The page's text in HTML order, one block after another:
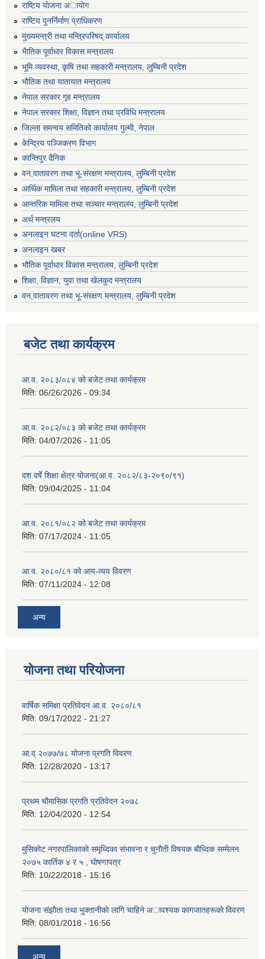
राष्टिय याेजना अायाेग
राष्टिय पुनर्निर्माण प्राधिकरण
मुख्यमन्त्री तथा मन्त्रिपरिषद् कार्यालय
भैातिक पूर्वाधार विकास मन्त्रालय
भूमि व्यवस्था, कृषि तथा सहकारी मन्त्रालय, लु्म्बिनी प्रदेश
भाैतिक तथा यातायात मन्त्रालय
नेपाल सरकार गृह मन्त्रालय
नेपाल सरकार शिक्षा, विज्ञान तथा प्रविधि मन्त्रालय
जिल्ला समन्वय समितिको कार्यालय गुल्मी, नेपाल
केन्द्रिय पञ्जिकरण विभाग
कान्तिपुर दैनिक
वन,वातावरण तथा भू-संरक्षण मन्त्रालय, लुम्बिनी प्रदेश
आर्थिक मामिला तथा सहकारी मन्त्रालय, लुम्बिनी प्रदेश
आन्तरिक मामिला तथा सञ्चार मन्त्रालय, लुम्बिनी प्रदेश
अर्थ मन्त्रलय
अनलाइन घटना दर्ता(online VRS)
अनलाइन खबर
भौतिक पूर्वाधार विकास मन्त्रालय, लुम्बिनी प्रदेश
शिक्षा, विज्ञान, युवा तथा खेलकुद मन्‍‍त्रालय
वन,वातावरण तथा भू-संरक्षण मन्त्रालय, लुम्बिनी प्रदेश
बजेट तथा कार्यक्रम
आ.व. २०८३/०८४ को बजेट तथा कार्यक्रम
मिति: 06/26/2026 - 09:34
आ.व. २०८२/०८३ को बजेट तथा कार्यक्रम
मिति: 04/07/2026 - 11:05
दश वर्षे शिक्षा क्षेत्र योजना(आ.व. २०८२/८३-२०९०/९१)
मिति: 09/04/2025 - 11:04
आ.व. २०८१/०८२ को बजेट तथा कार्यक्रम
मिति: 07/17/2024 - 11:05
आ.व. २०८०/८१ को आय-व्यय विवरण
मिति: 07/11/2024 - 12:08
अन्य
योजना तथा परियोजना
वार्षिक समिक्षा प्रतिवेदन आ.व. २०८०/८१
मिति: 09/17/2022 - 21:27
आ.व् २०७७/७८ योजना प्रगति विवरण
मिति: 12/28/2020 - 13:17
प्रथम चाैमासिक प्रगति प्रतिवेदन २०७८
मिति: 12/04/2020 - 12:54
मुसिकाेट नगरपालिकाकाे समृध्दिका संभावना र चुनाैती विषयक बाैध्दिक सम्मेलन
२०७५ कार्तिक ४ र ५ , घाेषणापत्र
मिति: 10/22/2018 - 15:16
याेजना संझाैता तथा भुक्तानीकाे लागि चाहिने अावश्यक कागजातहरूकाे विवरण
मिति: 08/01/2018 - 16:56
अन्य